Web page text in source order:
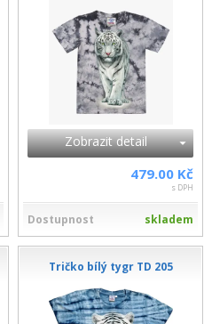
Zobrazit detail
479.00 Kč
s DPH
Dostupnost skladem
Tričko bílý tygr TD 205